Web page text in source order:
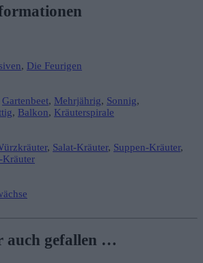
, Die Feurigen
Gartenbeet, Mehrjährig, Sonnig,
, Balkon, Kräuterspirale
, Salat-Kräuter, Suppen-Kräuter,
Kräuter
auch gefallen …